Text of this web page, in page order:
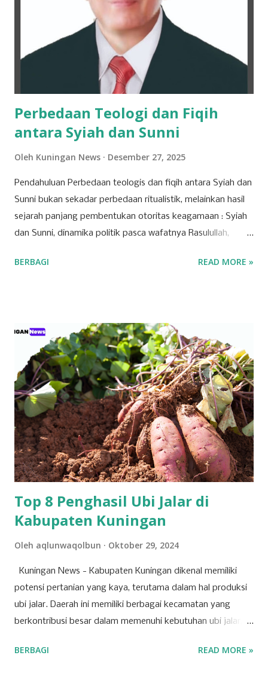
dalam karier bermusiknya. “Iya alhamdulillah aktu tannggal
28 maret kemarin, ikut dmd ya walaupun tidak sampai jadi
juara cuman aku ingin terus mendalami dan berkiprah lewat
karya Aku di dunia seni musik ini,” tuturnya kala
diwawancara Kamis (9/4/2026). Baginya, kegagalan...
Perbedaan Teologi dan Fiqih
antara Syiah dan Sunni
Oleh Kuningan News Desember 27, 2025
Pendahuluan Perbedaan teologis dan fiqih antara Syiah dan
Sunni bukan sekadar perbedaan ritualistik, melainkan hasil
sejarah panjang pembentukan otoritas keagamaan : Syiah
dan Sunni, dinamika politik pasca wafatnya Rasulullah,
modern, serta implikasi geopolitik global. Memahami
mendesak seperti Palestina, hegemoni regional, dan konflik
global.¹ 1. Fondasi Epistemologis: Imamah vs. Syura Syiah
Imamiyah menempatkan imamah sebagai bagian inti
akidah dan kelanjutan dari misi kenabian. Imamah bukan
sekadar jabatan politik, melainkan “otoritas ilahiah” yang
diyakini ma‘shum dan menjadi hujjah atas umat. Al-Kulaini
dalam al-Kāfi menegaskan bahwa perkataan Imam adalah
hujjah sebagaimana perkataan Rasulullah.² Sunni,
sebaliknya, memandang kepemimpinan sebagai wilayah
ijtihad manus...
BERBAGI READ MORE »
Top 8 Penghasil Ubi Jalar di
Kabupaten Kuningan
Oleh aqlunwaqolbun Oktober 29, 2024
Kuningan News - Kabupaten Kuningan dikenal memiliki
potensi pertanian yang kaya, terutama dalam hal produksi
ubi jalar. Daerah ini memiliki berbagai kecamatan yang
berkontribusi besar dalam memenuhi kebutuhan ubi jalar,
tujuh kecamatan di Kabupaten Kuningan yang mencatat
BERBAGI READ MORE »